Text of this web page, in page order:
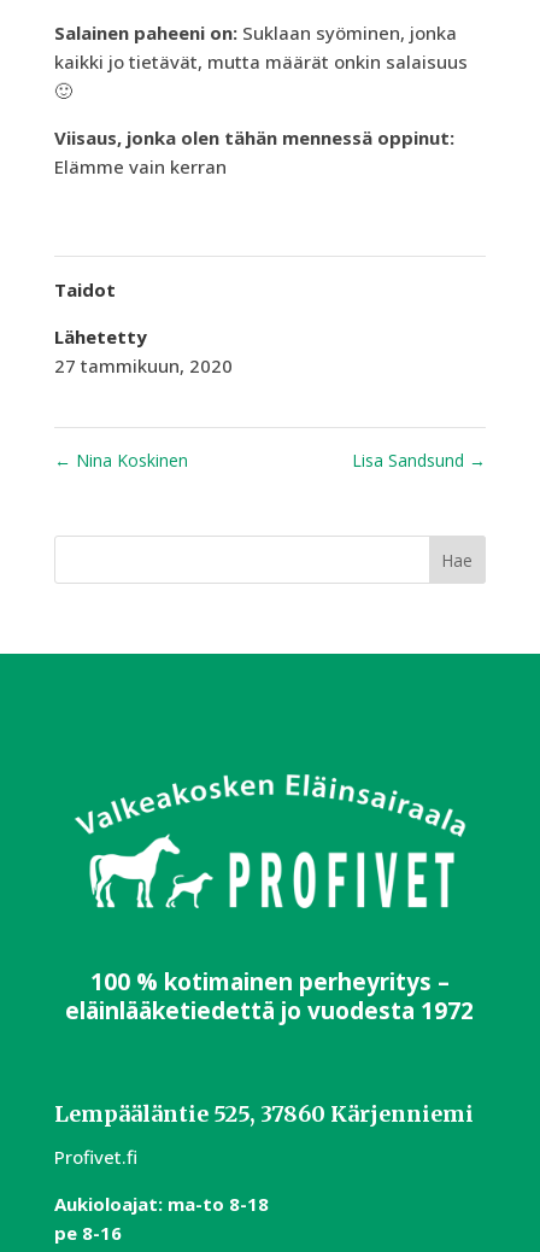
Salainen paheeni on: Suklaan syöminen, jonka
kaikki jo tietävät, mutta määrät onkin salaisuus
🙂
Viisaus, jonka olen tähän mennessä oppinut:
Elämme vain kerran
Taidot
Lähetetty
27 tammikuun, 2020
← Nina Koskinen Lisa Sandsund →
100 % kotimainen perheyritys –
eläinlääketiedettä jo vuodesta 1972
Lempääläntie 525, 37860 Kärjenniemi
Profivet.fi
Aukioloajat: ma-to 8-18
pe 8-16